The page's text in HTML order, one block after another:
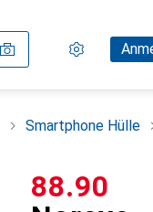
Einstellungen
Kundenkonto
Merklisten
Warenkorb
Smartphone Hülle
CHF
88.90